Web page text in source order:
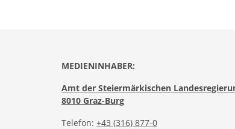
MEDIENINHABER:
Amt der Steiermärkischen
8010 Graz-Burg
Telefon: +43 (316) 877-0